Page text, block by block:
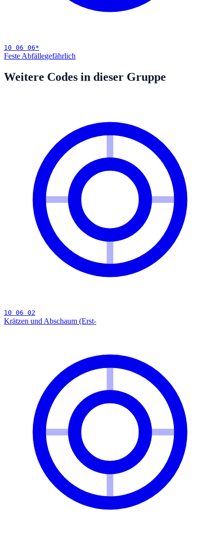
10 06 06*
Feste Abfällegefährlich
Weitere Codes in dieser Gruppe
10 06 02
Krätzen und Abschaum (Erst-